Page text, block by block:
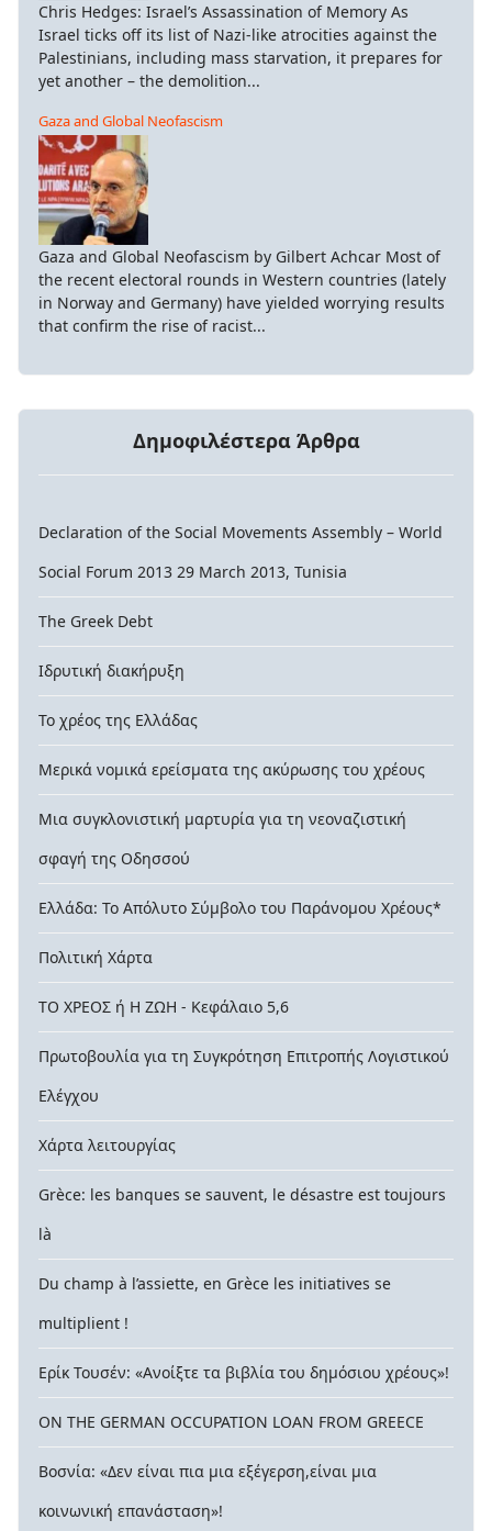
Chris Hedges: Israel’s Assassination of Memory As
Israel ticks off its list of Nazi-like atrocities against the
Palestinians, including mass starvation, it prepares for
yet another – the demolition...
Gaza and Global Neofascism
Gaza and Global Neofascism by Gilbert Achcar Most of
the recent electoral rounds in Western countries (lately
in Norway and Germany) have yielded worrying results
that confirm the rise of racist...
Δημοφιλέστερα Άρθρα
Declaration of the Social Movements Assembly – World
Social Forum 2013 29 March 2013, Tunisia
The Greek Debt
Ιδρυτική διακήρυξη
Το χρέος της Ελλάδας
Μερικά νομικά ερείσματα της ακύρωσης του χρέους
Μια συγκλονιστική μαρτυρία για τη νεοναζιστική
σφαγή της Οδησσού
Ελλάδα: Το Απόλυτο Σύμβολο του Παράνομου Χρέους*
Πολιτική Χάρτα
ΤΟ ΧΡΕΟΣ ή Η ΖΩΗ - Κεφάλαιο 5,6
Πρωτοβουλία για τη Συγκρότηση Επιτροπής Λογιστικού
Ελέγχου
Χάρτα λειτουργίας
Grèce: les banques se sauvent, le désastre est toujours
là
Du champ à l’assiette, en Grèce les initiatives se
multiplient !
Ερίκ Τουσέν: «Ανοίξτε τα βιβλία του δημόσιου χρέους»!
ON THE GERMAN OCCUPATION LOAN FROM GREECE
Βοσνία: «Δεν είναι πια μια εξέγερση,είναι μια
κοινωνική επανάσταση»!